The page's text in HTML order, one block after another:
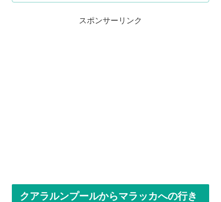
スポンサーリンク
クアラルンプールからマラッカへの行き